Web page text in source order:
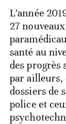
L’année
27
santé au
des progrès
par ailleurs,
dossiers de
police et